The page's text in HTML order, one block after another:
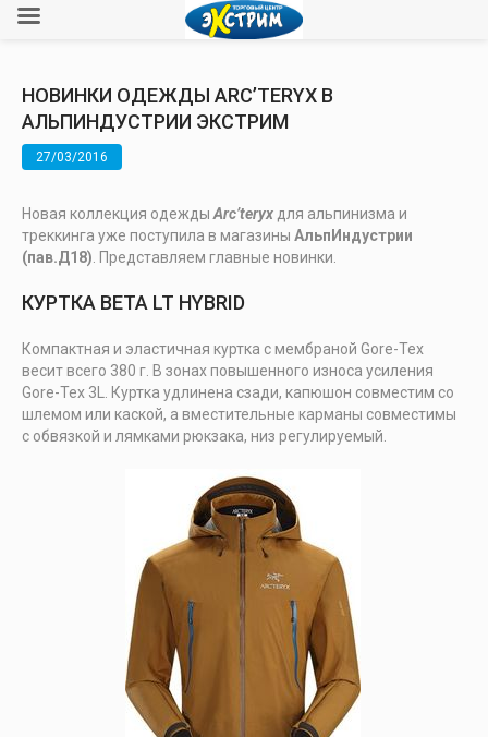
НОВИНКИ ОДЕЖДЫ ARC’TERYX В
АЛЬПИНДУСТРИИ ЭКСТРИМ
27/03/2016
Новая коллекция одежды Arc’teryx для альпинизма и
треккинга уже поступила в магазины АльпИндустрии
(пав.Д18) . Представляем главные новинки.
КУРТКА BETA LT HYBRID
Компактная и эластичная куртка с мембраной Gore-Tex
весит всего 380 г. В зонах повышенного износа усиления
Gore-Tex 3L. Куртка удлинена сзади, капюшон совместим со
шлемом или каской, а вместительные карманы совместимы
с обвязкой и лямками рюкзака, низ регулируемый.